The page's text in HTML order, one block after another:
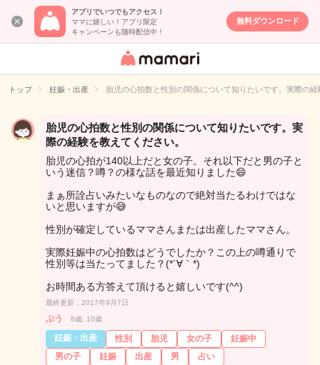
アプリでいつでもアクセス！
ママに嬉しい！アプリ限定
キャンペーンも随時配信中！
無料ダウンロード
女性専用匿名QA
イト
トップ 妊娠・出産 胎児の心拍数と性別の関係について知りたいです。実際の
胎児の心拍数と性別の関係について知りたいです。実
際の経験を教えてください。
胎児の心拍が140以上だと女の子。それ以下だと男の子と
いう迷信？噂？の様な話を最近知りました😄
まぁ所詮占いみたいなものなので絶対当たるわけではな
いと思いますが😅
性別が確定しているママさんまたは出産したママさん。
実際妊娠中の心拍数はどうでしたか？この上の噂通りで
性別等は当たってました？(*´∀｀*)
お時間ある方答えて頂けると嬉しいです(^^)
最終更新：2017年9月7日
ぷう 8歳, 10歳
妊娠・出産 性別 胎児 女の子
妊娠中
男の子
妊娠 出産 男 占い